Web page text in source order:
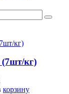
кг)
корзину